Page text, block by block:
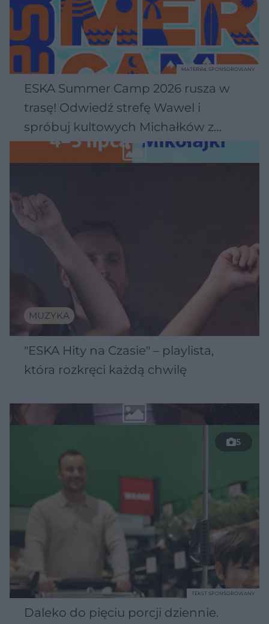
ESKA Summer Camp 2026 rusza w
trasę! Odwiedź strefę Wawel i
spróbuj kultowych Michałków z
Wawelu
MATERIAŁ SPONSOROWANY
MUZYKA
"ESKA Hity na Czasie" – playlista,
która rozkręci każdą chwilę
5
Daleko do pięciu porcji dziennie.
TEKST SPONSOROWANY